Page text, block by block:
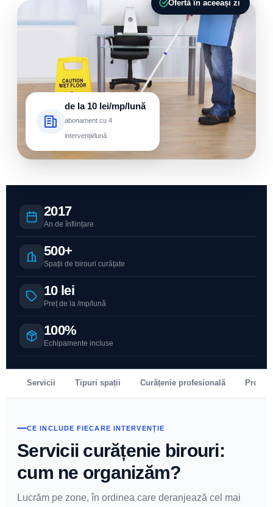
Ofertă în aceeași zi
de la 10 lei/mp/lună
abonament cu 4
intervenții/lună
2017
An de înființare
500+
Spații de birouri curățate
10 lei
Preț de la /mp/lună
100%
Echipamente incluse
Servicii Tipuri spații Curățenie profesională Proces
CE INCLUDE FIECARE INTERVENȚIE
Servicii curățenie birouri:
cum ne organizăm?
Lucrăm pe zone, în ordinea care deranjează cel mai